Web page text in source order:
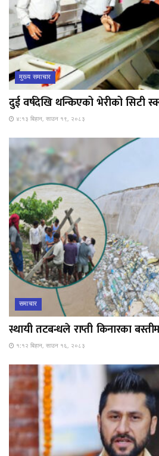
मुख्य समाचार
दुई वर्षदेखि थन्किएको भेरीको सिटी
४:१३ बिहान, साउन १९, २०८३
समाचार
स्थायी तटबन्धले राप्ती किनारका
१:१२ बिहान, साउन १६, २०८३